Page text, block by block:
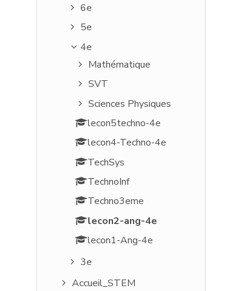
6e
5e
4e
Mathématique
SVT
Sciences Physiques
lecon5techno-4e
lecon4-Techno-4e
TechSys
TechnoInf
Techno3eme
lecon2-ang-4e
lecon1-Ang-4e
3e
Accueil_STEM